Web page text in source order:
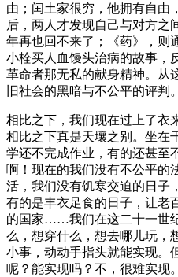
由；闰土家很穷，他拥有自由
后，两人才发现自己与对方之
年再也回不来了；《药》，则
小栓买人血馒头治病的故事，
革命者那无私的献身精神。从
旧社会的黑暗与不公平的评判。
相比之下，我们现在过上了衣
相比之下真是天壤之别。坐在
学还不完成作业，有的还甚至
啊！现在的我们没有不公平的
活，我们没有饥寒交迫的日子
有的是丰衣足食的日子，让老
的国家……我们在这二十一世
么，想穿什么，想去哪儿玩，
小事，动动手指头就能实现。
呢？能实现吗？不，很难实现